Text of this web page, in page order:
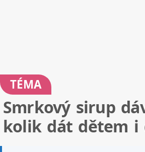
TÉMA
Smrkový sirup
kolik dát dětem i